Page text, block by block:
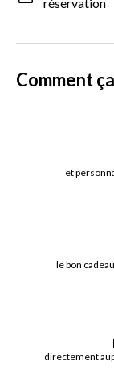
Comment
et
le bon
directement